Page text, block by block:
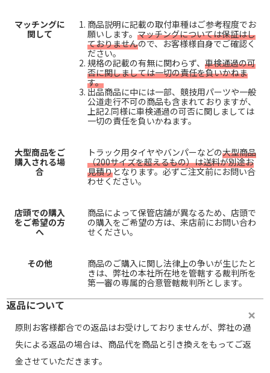
マッチングに
関して
商品説明に記載の取付車種はご参考程度でお
願いします。 マッチングについては保証はし
ておりませんので、お客様様自身でご確認く
ださい。
規格の記載の有無に関わらず、 車検通過の可
否に関しましては一切の責任を負いかねま
す。
出品商品に中には一部、競技用パーツや一般
公道走行不可の商品も含まれておりますが、
上記2.同様に車検通過の可否に関しましては
一切の責任を負いかねます。
大型商品をご
購入される場
合
トラック用タイヤやバンパーなどの大型商品
（200サイズを超えるもの）は送料が別途お
見積りとなります。必ずご注文前にお問い合
わせください。
店頭での購入
をご希望の方
へ
商品によって保管店舗が異なるため、店頭で
の購入をご希望の方は、来店前にお問い合わ
せください。
その他
商品のご購入に関し法律上の争いが生じたと
きは、弊社の本社所在地を管轄する裁判所を
第一審の専属的合意管轄裁判所とします。
返品について
原則お客様都合での返品はお受けしておりませんが、弊社の過
失による返品の場合は、商品代を商品と引き換えをもってご返
金させていただきます。